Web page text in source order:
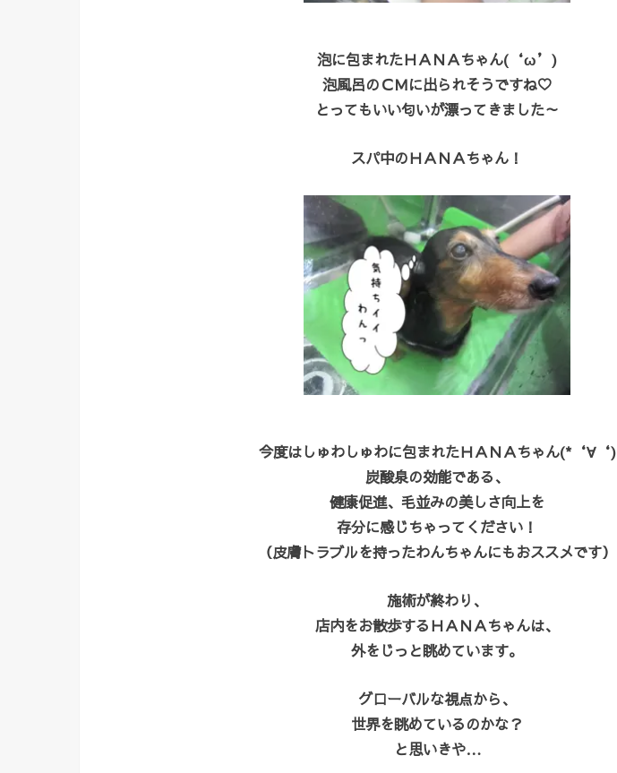
泡に包まれたＨＡＮＡちゃん(‘ω’)
泡風呂のＣＭに出られそうですね♡
とってもいい匂いが漂ってきました～
スパ中のＨＡＮＡちゃん！
今度はしゅわしゅわに包まれたＨＡＮＡちゃん(*‘∀‘)
炭酸泉の効能である、
健康促進、毛並みの美しさ向上を
存分に感じちゃってください！
（皮膚トラブルを持ったわんちゃんにもおススメです）
施術が終わり、
店内をお散歩するＨＡＮＡちゃんは、
外をじっと眺めています。
グローバルな視点から、
世界を眺めているのかな？
と思いきや…